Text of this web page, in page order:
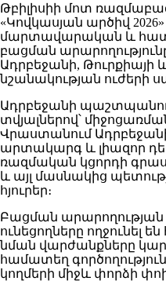
Թբիլիսիի մոտ
«Կովկասյան արծիվ
մարտավարական և
բացման
Ադրբեջանի,
նշանակության ուժերի
Ադրբեջանի
տվյալներով՝
Վրաստանում
արտակարգ և լիազոր
ռազմական կցորդի
և այլ մասնակից
հյուրեր։
Բացման արարողության
ունեցողները ողջունել
նման վարժանքները
համատեղ
կողմերի միջև փորձի